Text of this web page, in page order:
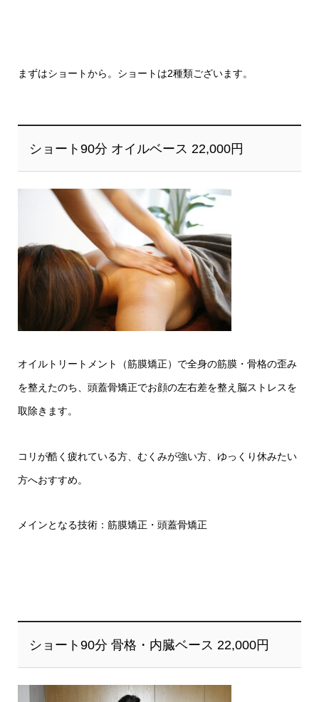
まずはショートから。ショートは2種類ございます。
ショート90分 オイルベース 22,000円
オイルトリートメント（筋膜矯正）で全身の筋膜・骨格の歪み
を整えたのち、頭蓋骨矯正でお顔の左右差を整え脳ストレスを
取除きます。
コリが酷く疲れている方、むくみが強い方、ゆっくり休みたい
方へおすすめ。
メインとなる技術：筋膜矯正・頭蓋骨矯正
ショート90分 骨格・内臓ベース 22,000円